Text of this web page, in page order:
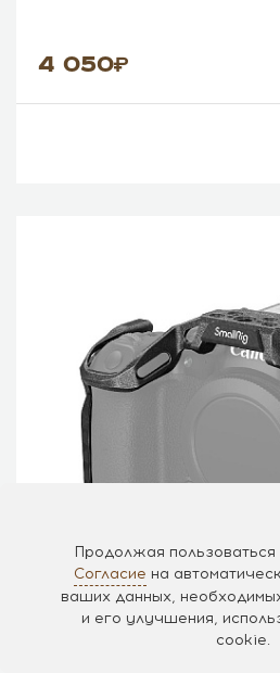
4 050
Продолжая
Согласие на
ваших данных,
и его улучшения,
cookie.